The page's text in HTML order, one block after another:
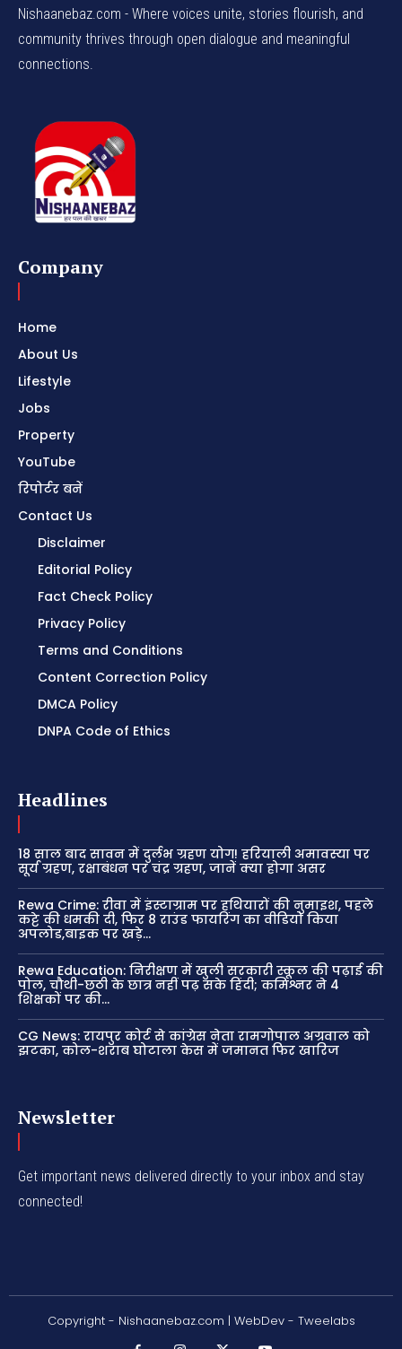
Nishaanebaz.com - Where voices unite, stories flourish, and
community thrives through open dialogue and meaningful
connections.
Company
Home
About Us
Lifestyle
Jobs
Property
YouTube
रिपोर्टर बनें
Contact Us
Disclaimer
Editorial Policy
Fact Check Policy
Privacy Policy
Terms and Conditions
Content Correction Policy
DMCA Policy
DNPA Code of Ethics
Headlines
18 साल बाद सावन में दुर्लभ ग्रहण योग! हरियाली अमावस्या पर
सूर्य ग्रहण, रक्षाबंधन पर चंद्र ग्रहण, जानें क्या होगा असर
Rewa Crime: रीवा में इंस्टाग्राम पर हथियारों की नुमाइश, पहले
कट्टे की धमकी दी, फिर 8 राउंड फायरिंग का वीडियो किया
अपलोड,बाइक पर खड़े...
Rewa Education: निरीक्षण में खुली सरकारी स्कूल की पढ़ाई की
पोल, चौथी-छठी के छात्र नहीं पढ़ सके हिंदी; कमिश्नर ने 4
शिक्षकों पर की...
CG News: रायपुर कोर्ट से कांग्रेस नेता रामगोपाल अग्रवाल को
झटका, कोल-शराब घोटाला केस में जमानत फिर खारिज
Newsletter
Get important news delivered directly to your inbox and stay
connected!
Copyright - Nishaanebaz.com | WebDev - Tweelabs